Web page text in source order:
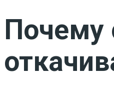
Почему